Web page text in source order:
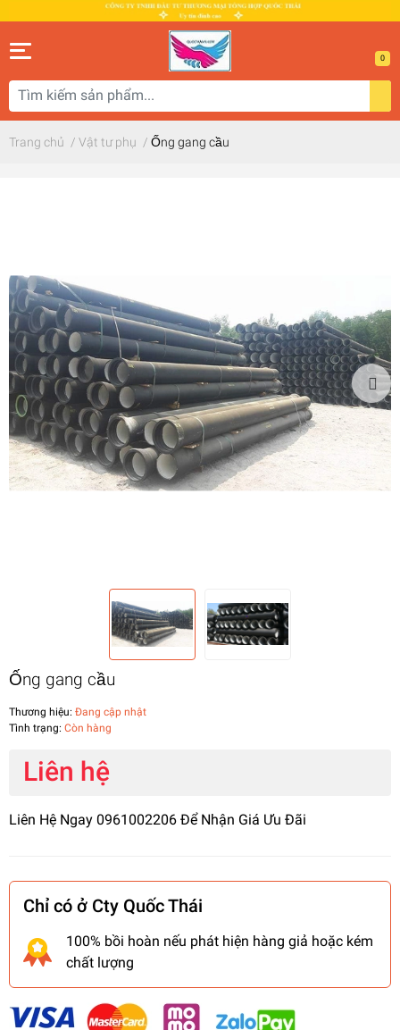
0
Trang chủ / Vật tư phụ / Ống gang cầu
Ống gang cầu
Thương hiệu: Đang cập nhật
Tình trạng: Còn hàng
Liên hệ
Liên Hệ Ngay 0961002206 Để Nhận Giá Ưu Đãi
Chỉ có ở Cty Quốc Thái
100% bồi hoàn nếu phát hiện hàng giả hoặc kém
chất lượng